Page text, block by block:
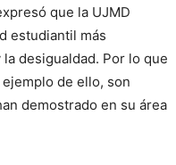
que la UJMD
estudiantil más
desigualdad. Por lo que
de ello, son
demostrado en su área